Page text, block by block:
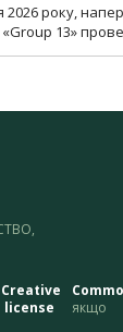
2026 року,
«Group 13»
Creative
якщо